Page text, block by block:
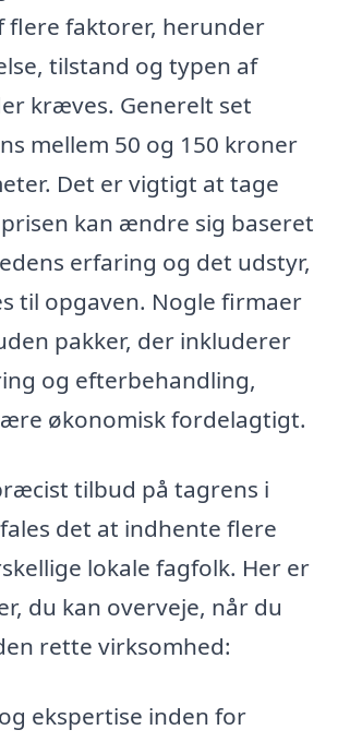
faktorer, herunder
tilstand og typen af
kræves. Generelt set
mellem 50 og 150 kroner
Det er vigtigt at tage
kan ændre sig baseret
erfaring og det udstyr,
til opgaven. Nogle firmaer
pakker, der inkluderer
og efterbehandling,
økonomisk fordelagtigt.
tilbud på tagrens i
det at indhente flere
lokale fagfolk. Her er
du kan overveje, når du
rette virksomhed:
ekspertise inden for